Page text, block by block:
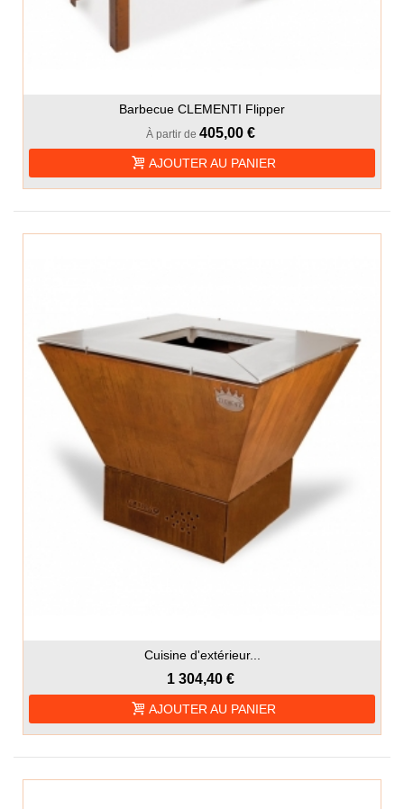
Barbecue CLEMENTI Flipper
À partir de 405,00 €
AJOUTER AU PANIER
Cuisine d'extérieur...
1 304,40 €
AJOUTER AU PANIER